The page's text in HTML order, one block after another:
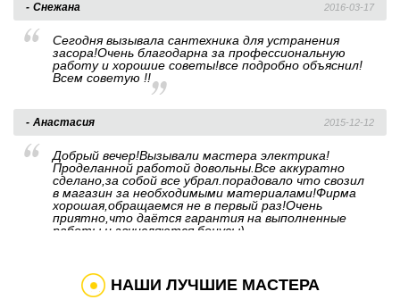
Снежана 2016-03-17
Сегодня вызывала сантехника для устранения
засора!Очень благодарна за профессиональную
работу и хорошие советы!все подробно объяснил!
Всем советую !!
Анастасия 2015-12-12
Добрый вечер!Вызывали мастера электрика!
Проделанной работой довольны.Все аккуратно
сделано,за собой все убрал.порадовало что свозил
в магазин за необходимыми материалами!Фирма
хорошая,обращаемся не в первый раз!Очень
приятно,что даётся гарантия на выполненные
работы и зачисляются бонусы)
НАШИ ЛУЧШИЕ МАСТЕРА